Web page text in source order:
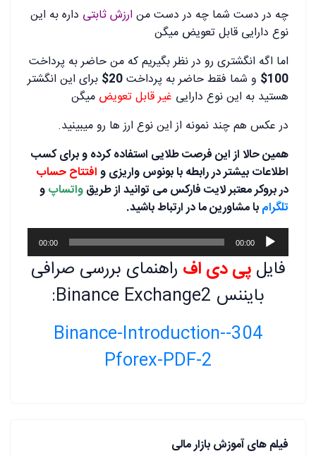
چه در دست شما چه در دست من ارزش ثابتی داره به این
نوع دارایی قابل تعویض میگن
اما اگه انگشتری رو در نظر بگیریم که من حاضر به پرداخت
100$
و شما فقط حاضر به پرداخت20$ برای این انگشتر
هستید به این نوع دارایی غیر قابل تعویض میگن
در عکس هم چند نمونه از این نوع ارز ها رو میبینید.
همین حالا از این فرصت طلایی استفاده کرده و برای کسب
اطلاعات بیشتر در رابطه با بونوس واریزی وافتتاح حساب
در بروکر معتبر لایت فارکس می توانید از طریقواتساپو
تلگرامبا مشاورین ما در ارتباط باشید.
پخش‌کننده
صوت
00:00
00:00
فایلپی دی اف راهنمای بررسی صرافی
بایننس Binance Exchange2:
304-Binance-Introduction-
Pforex-PDF-2
فیلم های آموزش بازار مالی